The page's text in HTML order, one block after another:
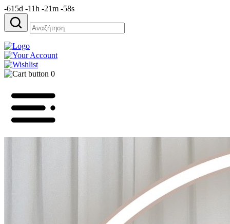
-615d -11h -21m -58s
Αναζήτηση
για:
0